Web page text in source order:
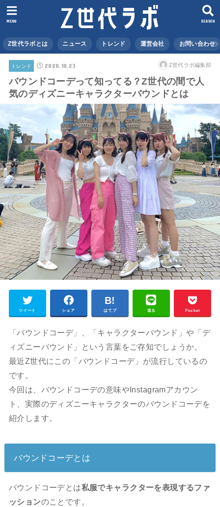
SEARCH
MENU
Z世代ラボとは ニュース トレンド 運営会社 お問い合わせ
トレンド 2020.10.23 Z世代ラボ編集部
バウンドコーデって知ってる？Z世代の間で人
気のディズニーキャラクターバウンドとは
ツイート シェア はてブ 送る Pocket
「バウンドコーデ」、「キャラクターバウンド」や「デ
ィズニーバウンド」という言葉をご存知でしょうか。
最近Z世代にこの「バウンドコーデ」が流行しているの
です。
今回は、バウンドコーデの意味やInstagramアカウン
ト、実際のディズニーキャラクターのバウンドコーデを
紹介します。
バウンドコーデとは
バウンドコーデとは私服でキャラクターを表現するファ
ッションのことです。